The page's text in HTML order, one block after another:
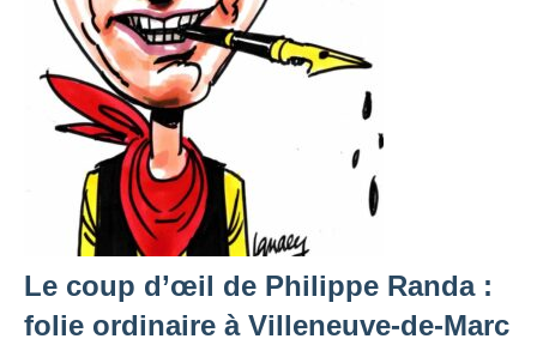
Le coup d’œil de Philippe Randa :
folie ordinaire à Villeneuve-de-Marc